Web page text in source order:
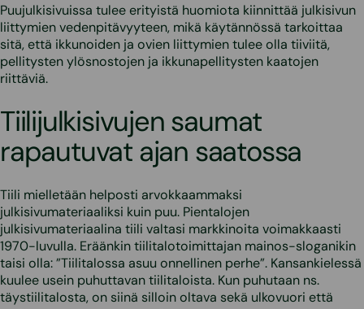
Puujulkisivuissa tulee erityistä huomiota kiinnittää julkisivun
liittymien vedenpitävyyteen, mikä käytännössä tarkoittaa
sitä, että ikkunoiden ja ovien liittymien tulee olla tiiviitä,
pellitysten ylösnostojen ja ikkunapellitysten kaatojen
riittäviä.
Tiilijulkisivujen saumat
rapautuvat ajan saatossa
Tiili mielletään helposti arvokkaammaksi
julkisivumateriaaliksi kuin puu. Pientalojen
julkisivumateriaalina tiili valtasi markkinoita voimakkaasti
1970-luvulla. Eräänkin tiilitalotoimittajan mainos-sloganikin
taisi olla: ”Tiilitalossa asuu onnellinen perhe”. Kansankielessä
kuulee usein puhuttavan tiilitaloista. Kun puhutaan ns.
täystiilitalosta, on siinä silloin oltava sekä ulkovuori että